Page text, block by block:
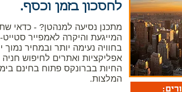
לחסכון בזמן וכסף.
מתכנן נסיעה למנהטן? - כדאי
המייגעת והיקרה לאמפייר
בחוויה נעימה יותר ובמחיר
אפליקציות ואתרים לחיפוש
החיות בברונקס פתוח בחינם
המלצות.